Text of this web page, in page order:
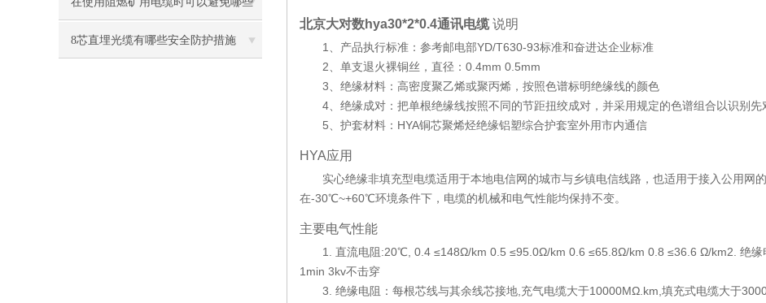
故障
8芯直埋光缆有哪些安全防护措施
北京大对数hya30*2*0.4通讯电缆说明
1、产品执行标准：参考邮电部YD/T630-93标准和奋进达企业标准
2、单支退火裸铜丝，直径：0.4mm 0.5mm
3、绝缘材料：高密度聚乙烯或聚丙烯，按照色谱标明绝缘线的颜色
4、绝缘成对：把单根绝缘线按照不同的节距扭绞成对，并采用规定的色谱组合以识别先
5、护套材料：HYA铜芯聚烯烃绝缘铝塑综合护套室外用市内通信
HYA应用
实心绝缘非填充型电缆适用于本地电信网的城市与乡镇电信线路，也适用于接入公用网的
在-30℃~+60℃环境条件下，电缆的机械和电气性能均保持不变。
主要电气性能
1. 直流电阻:20℃, 0.4 ≤148Ω/km 0.5 ≤95.0Ω/km 0.6 ≤65.8Ω/km 0.8 ≤36.6 Ω/km2. 绝缘
1min 3kv不击穿
3. 绝缘电阻：每根芯线与其余线芯接地,充气电缆大于10000MΩ.km,填充式电缆大于